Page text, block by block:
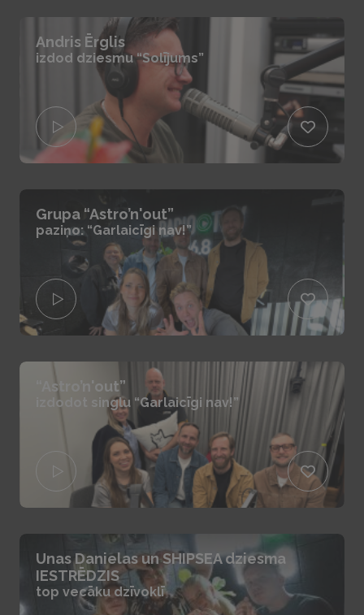
Andris Ērglis
izdod dziesmu “Solījums”
Grupa “Astro’n'out”
paziņo: “Garlaicīgi nav!”
“Astro’n'out”
izdodot singlu “Garlaicīgi nav!”
Unas Danielas un SHIPSEA dziesma
IESTRĒDZIS
top vecāku dzīvoklī